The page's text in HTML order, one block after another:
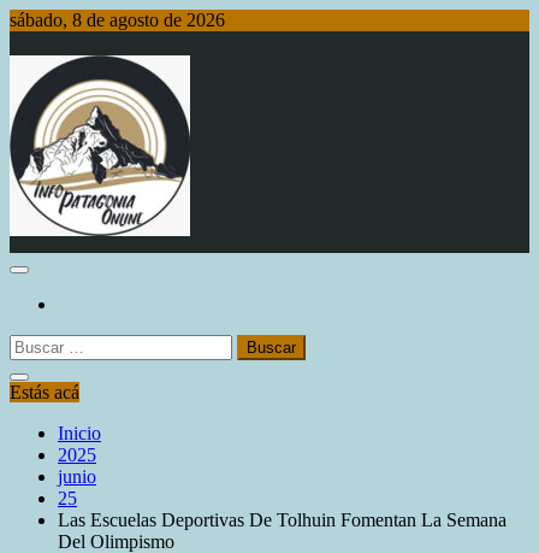
Saltar
contenido
sábado, 8 de agosto de 2026
Info Patagonia Online
Buscar:
Estás acá
Inicio
2025
junio
25
Las Escuelas Deportivas De Tolhuin Fomentan La Semana
Del Olimpismo